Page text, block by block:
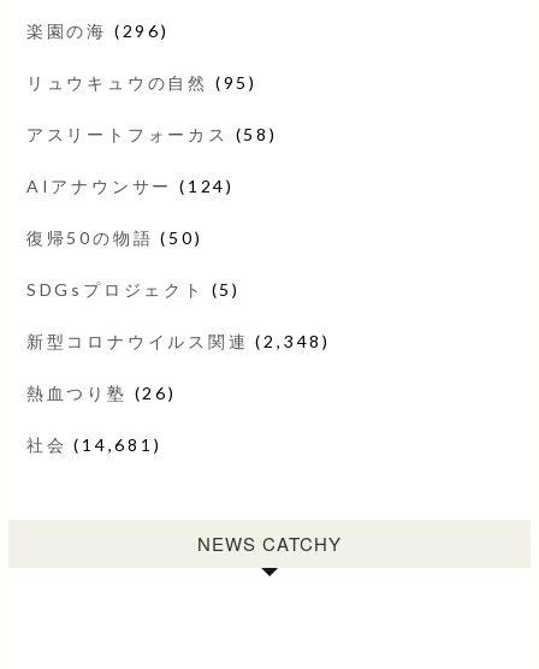
楽園の海 (296)
リュウキュウの自然 (95)
アスリートフォーカス (58)
AIアナウンサー (124)
復帰50の物語 (50)
SDGsプロジェクト (5)
新型コロナウイルス関連 (2,348)
熱血つり塾 (26)
社会 (14,681)
NEWS CATCHY